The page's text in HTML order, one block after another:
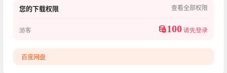
您的下载权限 查看全部权限
游客 100 请先登录
百度网盘